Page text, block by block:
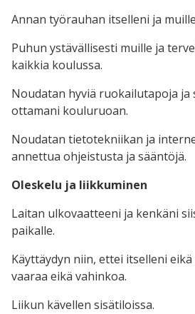
Annan työrauhan itselleni ja
Puhun ystävällisesti muille ja
kaikkia koulussa.
Noudatan hyviä ruokailutapoja ja
ottamani kouluruoan.
Noudatan tietotekniikan ja
annettua ohjeistusta ja sääntöjä.
Oleskelu ja liikkuminen
Laitan ulkovaatteeni ja kenkäni
paikalle.
Käyttäydyn niin, ettei itselleni
vaaraa eikä vahinkoa.
Liikun kävellen sisätiloissa.